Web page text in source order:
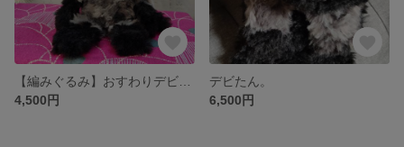
4,500円
デビたん。
6,500円